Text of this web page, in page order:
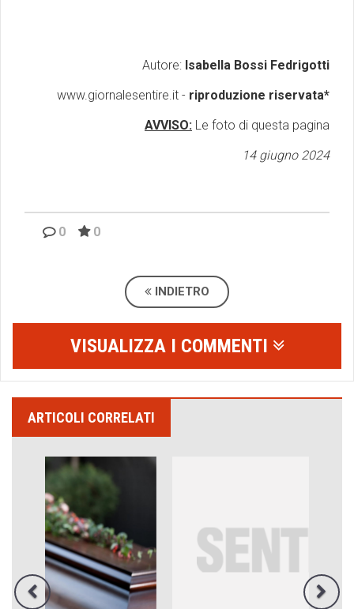
Autore: Isabella Bossi Fedrigotti
www.giornalesentire.it - riproduzione riservata*
AVVISO: Le foto di questa pagina
14 giugno 2024
0 0
INDIETRO
VISUALIZZA I COMMENTI
ARTICOLI CORRELATI